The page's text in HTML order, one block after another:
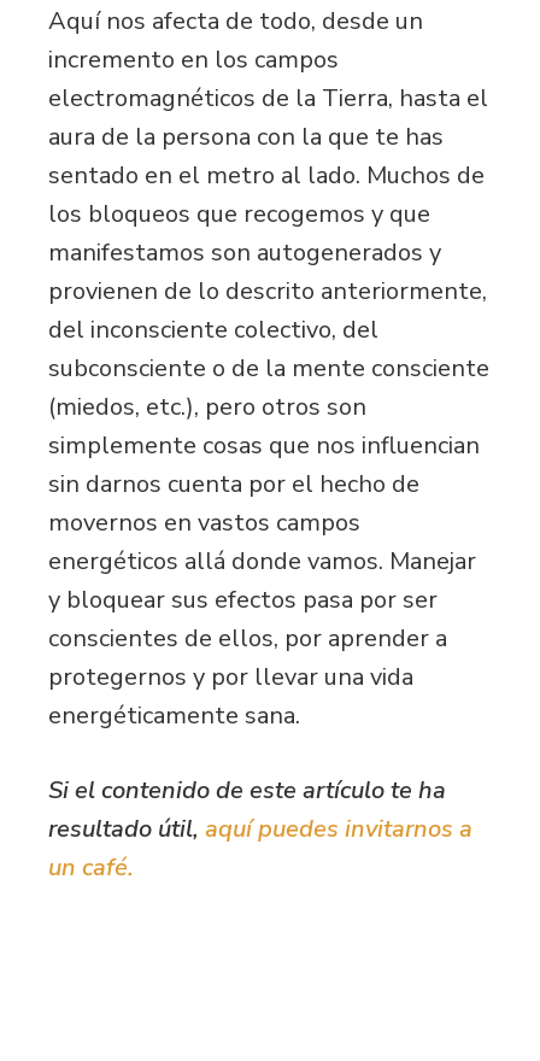
Aquí nos afecta de todo, desde un
incremento en los campos
electromagnéticos de la Tierra, hasta el
aura de la persona con la que te has
sentado en el metro al lado. Muchos de
los bloqueos que recogemos y que
manifestamos son autogenerados y
provienen de lo descrito anteriormente,
del inconsciente colectivo, del
subconsciente o de la mente consciente
(miedos, etc.), pero otros son
simplemente cosas que nos influencian
sin darnos cuenta por el hecho de
movernos en vastos campos
energéticos allá donde vamos. Manejar
y bloquear sus efectos pasa por ser
conscientes de ellos, por aprender a
protegernos y por llevar una vida
energéticamente sana.
Si el contenido de este artículo te ha
resultado útil, aquí puedes invitarnos a
un café.